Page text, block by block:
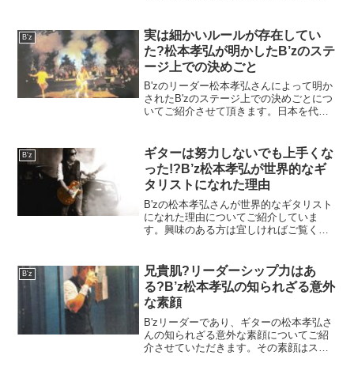
か。興味のある方は宜しければご覧くだ
さい。
B'z
実は細かいルールが存在してい
た?松本孝弘が明かしたB’zのステ
ージ上での決めごと
B'zのリーダー松本孝弘さんによって明か
されたB'zのステージ上での決めごとにつ
いてご紹介させて頂きます。日本を代表
気になる方は宜しければご覧下さい。
B'z
ギターは努力しないでも上手くな
った!?B’z松本孝弘が世界的なギ
タリストになれた理由
B'zの松本孝弘さんが世界的なギタリスト
になれた理由についてご紹介していま
す。興味のある方は宜しければご覧くだ
B'z
兄貴肌?リーダーシップ力はあ
る?B’z松本孝弘の知られざる意外
な素顔
B'zリーダーであり、ギターの松本孝弘さ
んの知られざる意外な素顔についてご紹
介させていただきます。その素顔はステ